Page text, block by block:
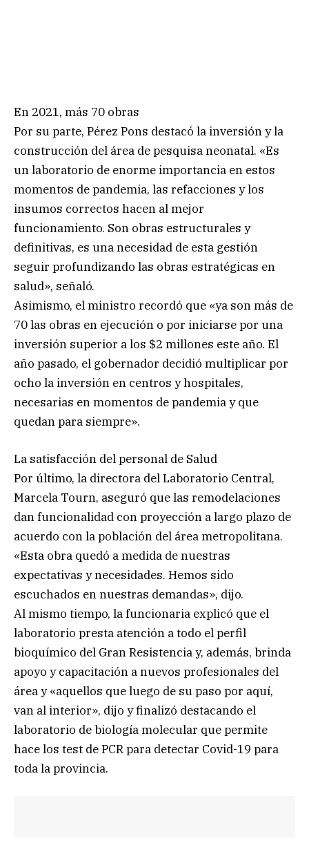
En 2021, más 70 obras
Por su parte, Pérez Pons destacó la inversión y la
construcción del área de pesquisa neonatal. «Es
un laboratorio de enorme importancia en estos
momentos de pandemia, las refacciones y los
insumos correctos hacen al mejor
funcionamiento. Son obras estructurales y
definitivas, es una necesidad de esta gestión
seguir profundizando las obras estratégicas en
salud», señaló.
Asimismo, el ministro recordó que «ya son más de
70 las obras en ejecución o por iniciarse por una
inversión superior a los $2 millones este año. El
año pasado, el gobernador decidió multiplicar por
ocho la inversión en centros y hospitales,
necesarias en momentos de pandemia y que
quedan para siempre».
La satisfacción del personal de Salud
Por último, la directora del Laboratorio Central,
Marcela Tourn, aseguró que las remodelaciones
dan funcionalidad con proyección a largo plazo de
acuerdo con la población del área metropolitana.
«Esta obra quedó a medida de nuestras
expectativas y necesidades. Hemos sido
escuchados en nuestras demandas», dijo.
Al mismo tiempo, la funcionaria explicó que el
laboratorio presta atención a todo el perfil
bioquímico del Gran Resistencia y, además, brinda
apoyo y capacitación a nuevos profesionales del
área y «aquellos que luego de su paso por aquí,
van al interior», dijo y finalizó destacando el
laboratorio de biología molecular que permite
hace los test de PCR para detectar Covid-19 para
toda la provincia.